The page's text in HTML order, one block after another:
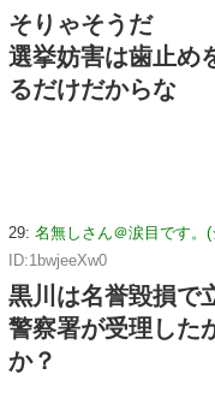
そりゃそうだ
選挙妨害は歯止め
るだけだからな
29: 名無しさん＠涙目です。
ID:1bwjeeXw0
黒川は名誉毀損で
警察署が受理した
か？